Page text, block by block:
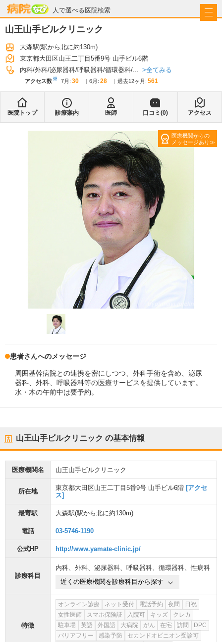
人で選べる医院検索
病院なび
山王山手ビルクリニック
大森駅(駅から北に約130m)
東京都大田区山王二丁目5番9号 山手ビル6階
内科 外科 泌尿器科 呼吸器科 循環器科 ... 全てみる
アクセス数※ 7月 : 30 6月 : 28 過去12ヶ月: 561
医院トップ 診療案内 医師 口コミ(0) アクセス
医療機関からの
メッセージあり
患者さんへのメッセージ
周囲基幹病院との連携を密にしつつ、外科手術を含め、泌尿
器科、外科、呼吸器科等の医療サービスを提供しています。
水・木の午前中は要予約。
山王山手ビルクリニック の基本情報
医療機関名 山王山手ビルクリニック
所在地 東京都大田区山王二丁目5番9号 山手ビル6階 [アクセ
ス]
最寄駅 大森駅(駅から北に約130m)
電話 03-5746-1190
公式HP http://www.yamate-clinic.jp/
診療科目
内科、 外科、 泌尿器科、 呼吸器科、 循環器科、性病科
近くの医療機関を診療科目から探す
特徴
オンライン診療 ネット受付 電話予約 夜間
日祝
女性医師
スマホ保険証 入院可 キッズ
クレカ
駐車場
英語 外国語 大病院 がん 在宅 訪問
DPC
バリアフリー
感染予防
セカンドオピニオン受診可